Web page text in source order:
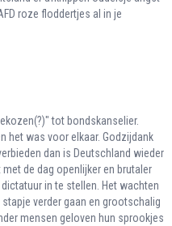
roze floddertjes al in je
tot bondskanselier.
het was voor elkaar. Godzijdank
dan is Deutschland wieder
de dag openlijker en brutaler
in te stellen. Het wachten
verder gaan en grootschalig
mensen geloven hun sprookjes